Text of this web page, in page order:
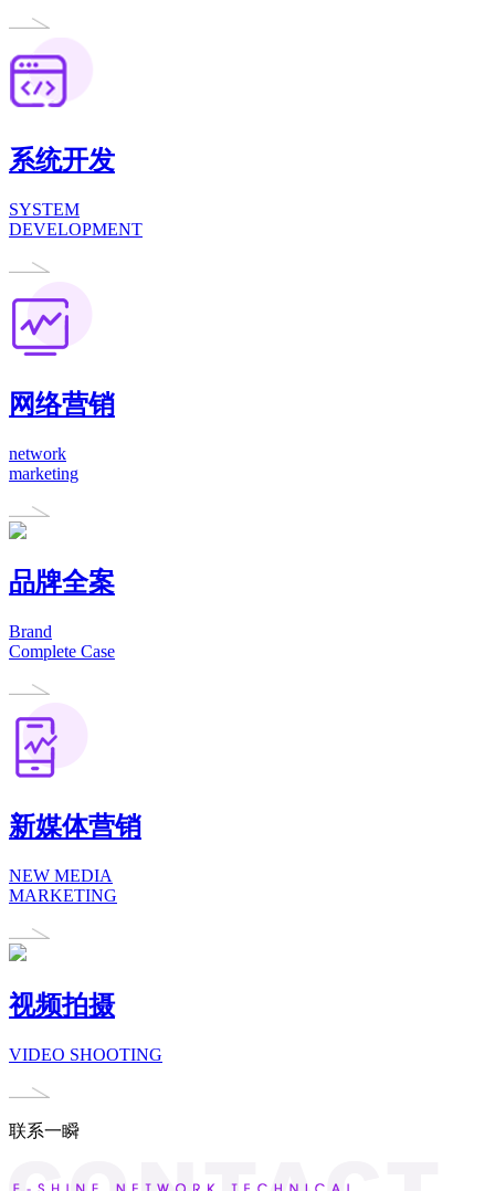
系统开发
SYSTEM
DEVELOPMENT
网络营销
network
marketing
品牌全案
Brand
Complete Case
新媒体营销
NEW MEDIA
MARKETING
视频拍摄
VIDEO SHOOTING
联系一瞬